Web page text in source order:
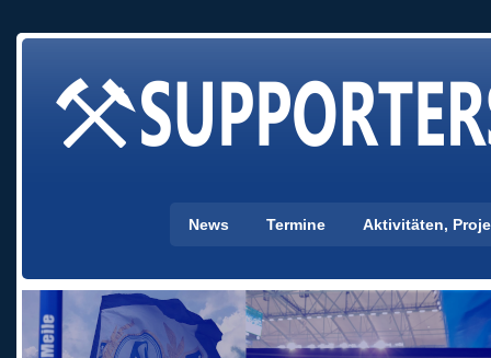
News Termine Aktivitäten,